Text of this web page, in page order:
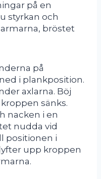
på en
styrkan och
bröstet
på
i plankposition.
axlarna. Böj
sänks.
nacken i en
nudda vid
positionen i
upp kroppen